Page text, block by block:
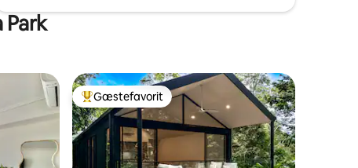
Bedste gæstefavorit
Gæstefavorit